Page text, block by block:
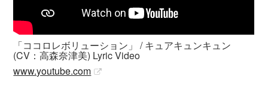
「ココロレボリューション」 / キュアキュンキュン
(CV：高森奈津美) Lyric Video
www.youtube.com